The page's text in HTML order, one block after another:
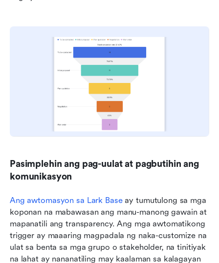
Pasimplehin ang pag-uulat at pagbutihin ang
komunikasyon
Ang awtomasyon sa Lark Base ay tumutulong sa mga
koponan na mabawasan ang manu-manong gawain at
mapanatili ang transparency. Ang mga awtomatikong
trigger ay maaaring magpadala ng naka-customize na
ulat sa benta sa mga grupo o stakeholder, na tinitiyak
na lahat ay nananatiling may kaalaman sa kalagayan